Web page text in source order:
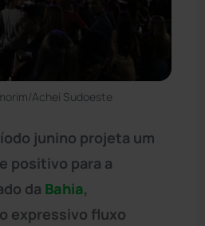
Achei Sudoeste
junino projeta um
positivo para a
da Bahia,
expressivo fluxo